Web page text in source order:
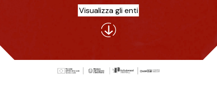
Visualizza gli enti